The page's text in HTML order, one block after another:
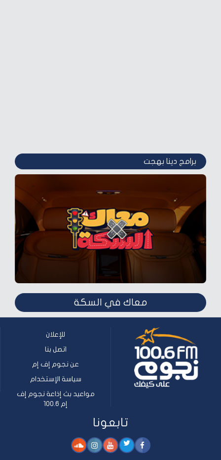
برامج دينا بهجت
معاك في السكة
للإعلان
اتصل بنا
عن نجوم إف إم
سياسة الإستخدام
مواعيد بث إذاعة نجوم إف
إم 100.6
تابعونا